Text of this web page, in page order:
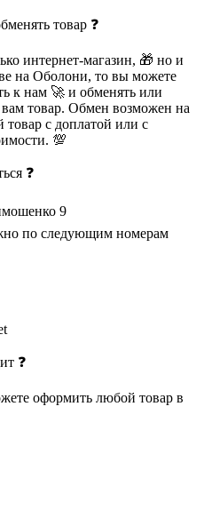
товар ❓
интернет-магазин, 🎁 но и
на Оболони, то вы можете
к нам 🚀 и обменять или
товар. Обмен возможен на
с доплатой или с
💯
❓
9
по следующим номерам
79-39
❓
оформить любой товар в